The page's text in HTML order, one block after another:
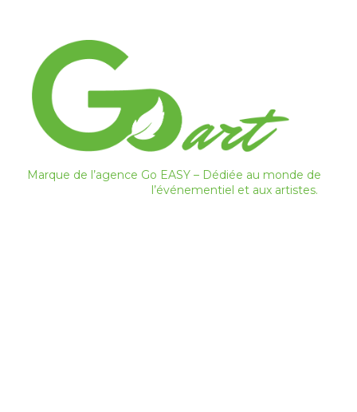
Marque de l’agence Go EASY – Dédiée au monde de
l’événementiel et aux artistes.